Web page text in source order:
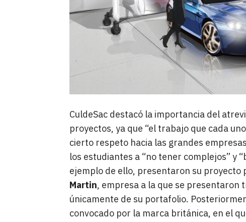
CuldeSac destacó la importancia del
proyectos, ya que “el trabajo que cada
cierto respeto hacia las grandes
los estudiantes a “no tener complejos” y
ejemplo de ello, presentaron su proyecto
Martin, empresa a la que se presentaron
únicamente de su portafolio.
convocado por la marca británica, en el